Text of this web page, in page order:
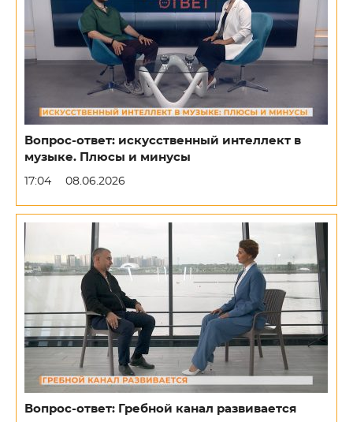
Вопрос-ответ: искусственный интеллект в
музыке. Плюсы и минусы
17:04 08.06.2026
Вопрос-ответ: Гребной канал развивается